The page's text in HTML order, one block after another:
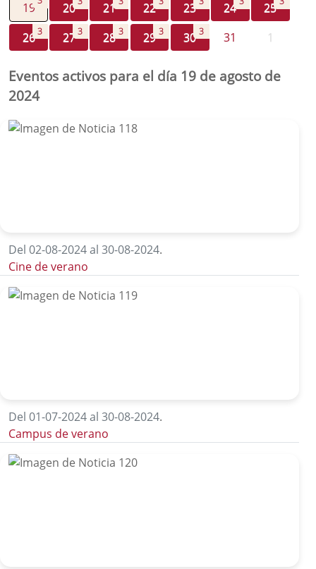
19 20 21 22 23 24 25
26 3 27 3 28 3 29 3 30 3 31 1
Eventos activos para el día 19 de agosto de
2024
Del 02-08-2024 al 30-08-2024.
Cine de verano
Del 01-07-2024 al 30-08-2024.
Campus de verano